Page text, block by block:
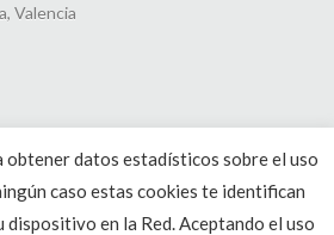
Valencia
obtener datos estadísticos sobre el uso
caso estas cookies te identifican
dispositivo en la Red. Aceptando el uso